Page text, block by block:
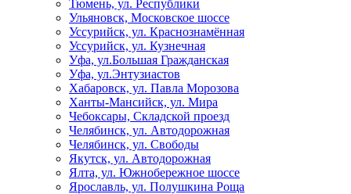
Тюмень, ул. Республики
Ульяновск, Московское шоссе
Уссурийск, ул. Краснознамённая
Уссурийск, ул. Кузнечная
Уфа, ул.Большая Гражданская
Уфа, ул.Энтузиастов
Хабаровск, ул. Павла Морозова
Ханты-Мансийск, ул. Мира
Чебоксары, Складской проезд
Челябинск, ул. Автодорожная
Челябинск, ул. Свободы
Якутск, ул. Автодорожная
Ялта, ул. Южнобережное шоссе
Ярославль, ул. Полушкина Роща